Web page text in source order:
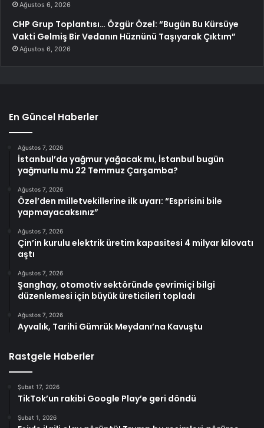
Ağustos 6, 2026
CHP Grup Toplantısı… Özgür Özel: “Bugün Bu Kürsüye
Vakti Gelmiş Bir Vedanın Hüznünü Taşıyarak Çıktım”
Ağustos 6, 2026
En Güncel Haberler
Ağustos 7, 2026
İstanbul’da yağmur yağacak mı, İstanbul bugün
yağmurlu mu 22 Temmuz Çarşamba?
Ağustos 7, 2026
Özel’den milletvekillerine ilk uyarı: “Esprisini bile
yapmayacaksınız”
Ağustos 7, 2026
Çin’in kurulu elektrik üretim kapasitesi 4 milyar kilovatı
aştı
Ağustos 7, 2026
Şanghay, otomotiv sektöründe çevrimiçi bilgi
düzenlemesi için büyük üreticileri topladı
Ağustos 7, 2026
Ayvalık, Tarihi Gümrük Meydanı’na Kavuştu
Rastgele Haberler
Şubat 17, 2026
TikTok’un rakibi Google Play’e geri döndü
Şubat 1, 2026